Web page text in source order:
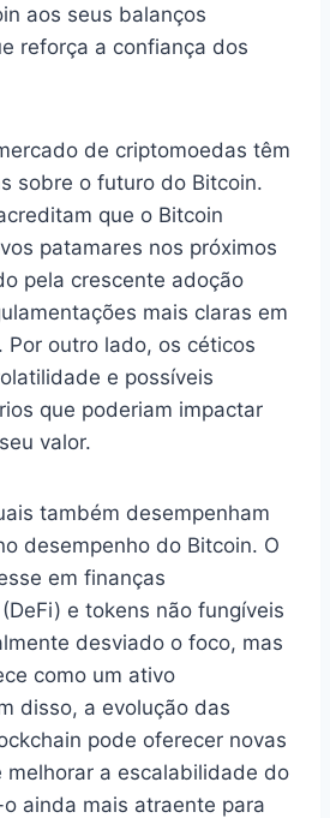
aos seus balanços
reforça a confiança dos
de criptomoedas têm
sobre o futuro do Bitcoin.
que o Bitcoin
patamares nos próximos
pela crescente adoção
mais claras em
Por outro lado, os céticos
e possíveis
que poderiam impactar
valor.
também desempenham
desempenho do Bitcoin. O
em finanças
e tokens não fungíveis
desviado o foco, mas
como um ativo
disso, a evolução das
pode oferecer novas
melhorar a escalabilidade do
ainda mais atraente para